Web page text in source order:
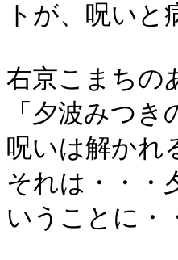
トが、呪い
右京こまちの
「夕波みつ
呪いは解かれ
それは・・・
いうことに・